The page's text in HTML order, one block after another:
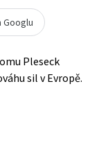
Pleseck
sil v Evropě.